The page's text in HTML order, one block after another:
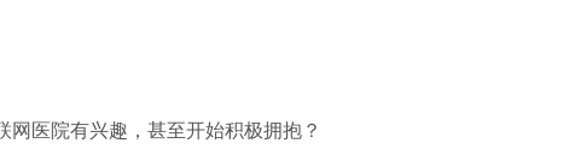
网医院有兴趣，甚至开始积极拥抱？